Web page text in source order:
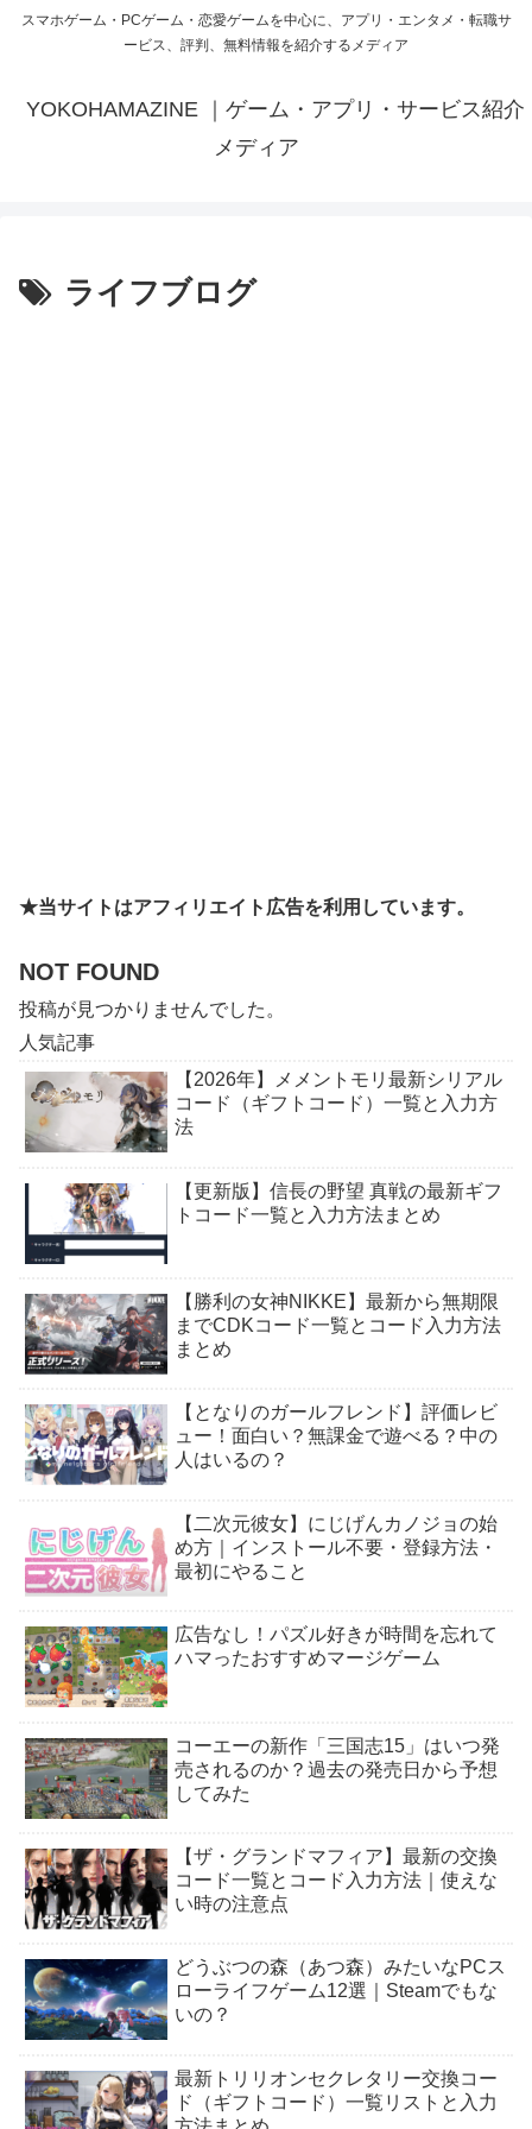
スマホゲーム・PCゲーム・恋愛ゲームを中心に、アプリ・エンタメ・転職サ
ービス、評判、無料情報を紹介するメディア
YOKOHAMAZINE ｜ゲーム・アプリ・サービス紹介
メディア
ライフブログ
★当サイトはアフィリエイト広告を利用しています。
NOT FOUND
投稿が見つかりませんでした。
人気記事
【2026年】メメントモリ最新シリアル
コード（ギフトコード）一覧と入力方
法
【更新版】信長の野望 真戦の最新ギフ
トコード一覧と入力方法まとめ
【勝利の女神NIKKE】最新から無期限
までCDKコード一覧とコード入力方法
まとめ
【となりのガールフレンド】評価レビ
ュー！面白い？無課金で遊べる？中の
人はいるの？
【二次元彼女】にじげんカノジョの始
め方｜インストール不要・登録方法・
最初にやること
広告なし！パズル好きが時間を忘れて
ハマったおすすめマージゲーム
コーエーの新作「三国志15」はいつ発
売されるのか？過去の発売日から予想
してみた
【ザ・グランドマフィア】最新の交換
コード一覧とコード入力方法｜使えな
い時の注意点
どうぶつの森（あつ森）みたいなPCス
ローライフゲーム12選｜Steamでもな
いの？
最新トリリオンセクレタリー交換コー
ド（ギフトコード）一覧リストと入力